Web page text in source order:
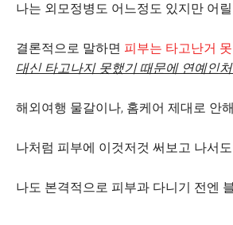
나는 외모정병도 어느정도 있지만 어
결론적으로 말하면 피부는 타고난거
대신 타고나지 못했기 때문에 연예인
해외여행 물갈이나, 홈케어 제대로 안
나처럼 피부에 이것저것 써보고 나서
나도 본격적으로 피부과 다니기 전엔